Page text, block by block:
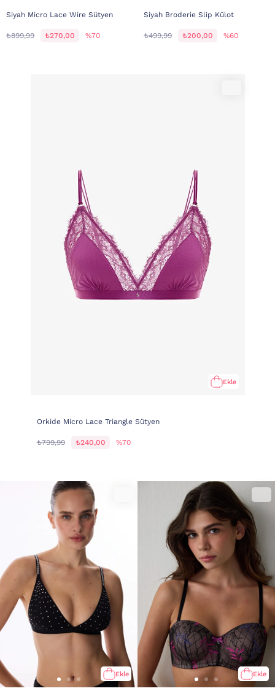
Siyah Micro Lace Wire Sütyen
₺899,99 ₺270,00 %70
Siyah Broderie Slip Külot
₺499,99 ₺200,00 %60
Ekle
Orkide Micro Lace Triangle Sütyen
₺799,99 ₺240,00 %70
Ekle Ekle